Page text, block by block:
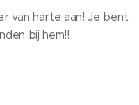
van harte aan! Je bent
bij hem!!